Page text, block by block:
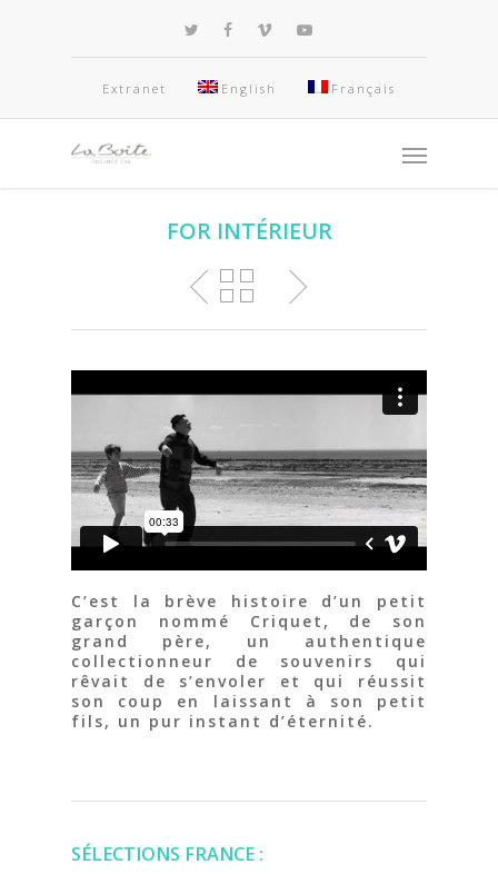
Extranet English Français
FOR INTÉRIEUR
C’est la brève histoire d’un petit
garçon nommé Criquet, de son
grand père, un authentique
collectionneur de souvenirs qui
rêvait de s’envoler et qui réussit
son coup en laissant à son petit
fils, un pur instant d’éternité.
SÉLECTIONS FRANCE :